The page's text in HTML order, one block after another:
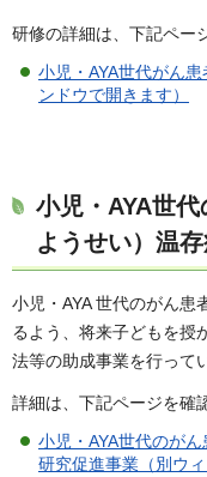
研修の詳細は、下記ペー
小児・AYA世代がん
ンドウで開きます）
小児・AYA世
ようせい）温
小児・AYA 世代のがん患
るよう、将来子どもを授
法等の助成事業を行って
詳細は、下記ページを確
小児・AYA世代のが
研究促進事業（別ウ